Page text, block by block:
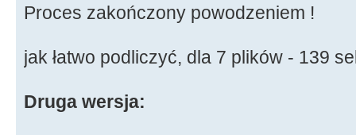
Proces zakończony powodzeniem !
jak łatwo podliczyć, dla 7 plików - 139
Druga wersja: